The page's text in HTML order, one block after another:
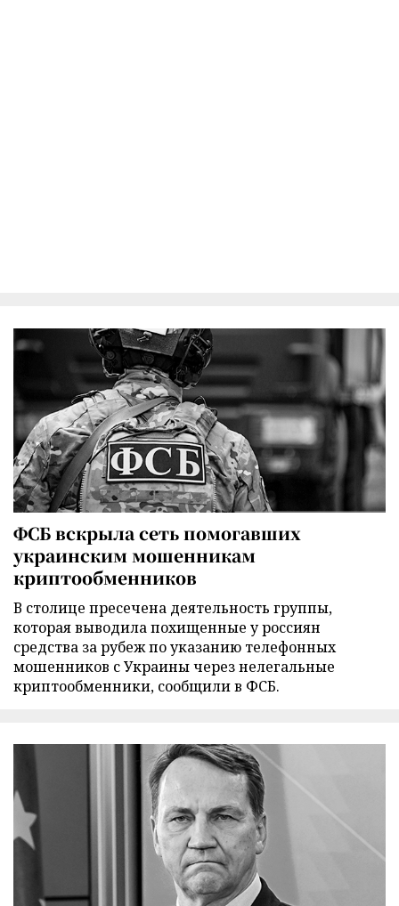
ФСБ вскрыла сеть помогавших
украинским мошенникам
криптообменников
В столице пресечена деятельность группы,
которая выводила похищенные у россиян
средства за рубеж по указанию телефонных
мошенников с Украины через нелегальные
криптообменники, сообщили в ФСБ.